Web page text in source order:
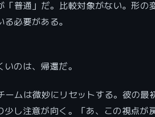
「普通」だ。比較対象がない。形の
必要がある。
のは、帰還だ。
ームは微妙にリセットする。彼の最
少し注意が向く。「あ、この視点が